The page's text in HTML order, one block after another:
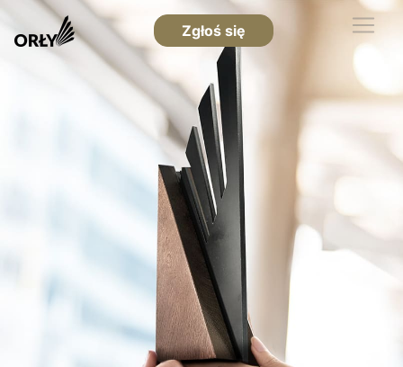
Zgłoś się